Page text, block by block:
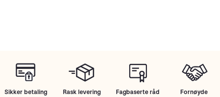
Sikker betaling Rask levering Fagbaserte råd
Fornøyde